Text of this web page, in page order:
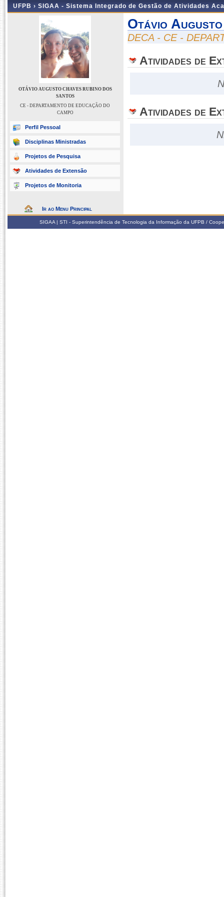
UFPB › SIGAA - Sistema Integrado de Gestão de Atividades
OTÁVIO AUGUSTO CHAVES RUBINO DOS
SANTOS
CE - DEPARTAMENTO DE EDUCAÇÃO DO
CAMPO
Perfil Pessoal
Disciplinas Ministradas
Projetos de Pesquisa
Atividades de Extensão
Projetos de Monitoria
Ir ao Menu Principal
Otávio
DECA - CE -
Atividades de
Atividades de
SIGAA | STI - Superintendência de Tecnologia da Informação da UFPB /